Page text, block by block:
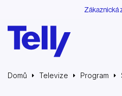
Zákaznická
Domů Televize Program